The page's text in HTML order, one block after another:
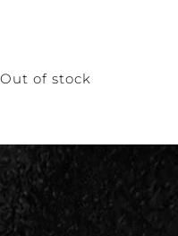
Out of stock